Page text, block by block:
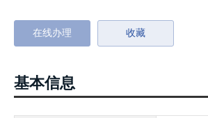
在线办理 收藏
基本信息